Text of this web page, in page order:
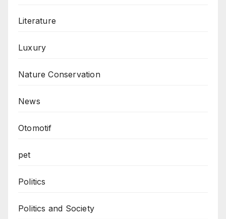
Literature
Luxury
Nature Conservation
News
Otomotif
pet
Politics
Politics and Society